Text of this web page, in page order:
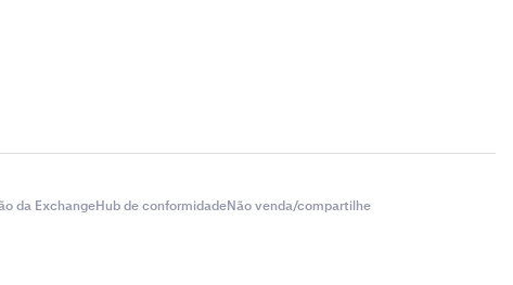
da ExchangeHub de conformidadeNão venda/compartilhe